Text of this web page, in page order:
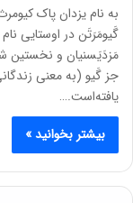
به نام یزدان پاک
گَیومَرَتَن در اوستایی
مَزدَیَسنیان و نخستین
جز گَیو (به معنی
یافته‌است.…
بیشتر بخوانید »